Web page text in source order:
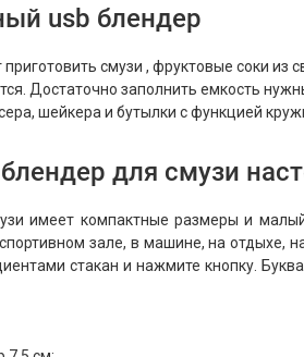
usb блендер
смузи , фруктовые соки
Достаточно заполнить емкость
шейкера и бутылки с функцией
для смузи
имеет компактные размеры и
зале, в машине, на отдыхе,
стакан и нажмите кнопку.